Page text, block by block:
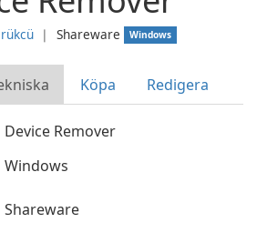
❘ Shareware Windows
Köpa Redigera
Device Remover
Windows
Shareware